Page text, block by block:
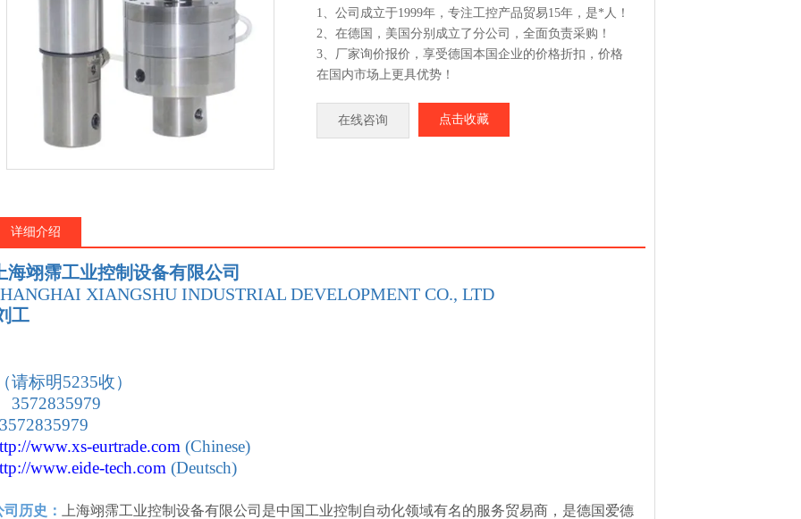
1、公司成立于1999年，专注工控产品贸易15年，是*人！
2、在德国，美国分别成立了分公司，全面负责采购！
3、厂家询价报价，享受德国本国企业的价格折扣，价格
在国内市场上更具优势！
部发货！
供应FSG 1708Z03-352.015
在线咨询 点击收藏
详细介绍
海翊霈工业控制设备有限公司
XIANGSHU INDUSTRIAL DEVELOPMENT CO., LTD
工
请标明5235收）
3572835979
www.xs-eurtrade.com (Chinese)
www.eide-tech.com (Deutsch)
司历史：
上海翊霈工业控制设备有限公司是中国工业控制自动化领域有名的服务贸易商，是德国爱德